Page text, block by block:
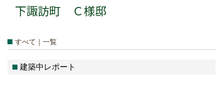
下諏訪町 Ｃ様邸
すべて｜一覧
建築中レポート